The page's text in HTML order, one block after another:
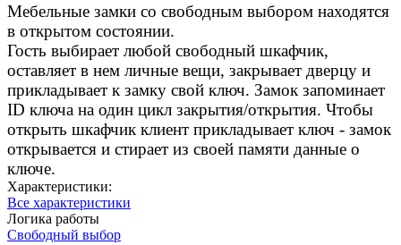
Мебельные замки со свободным выбором находятся
в открытом состоянии.
Гость выбирает любой свободный шкафчик,
оставляет в нем личные вещи, закрывает дверцу и
прикладывает к замку свой ключ. Замок запоминает
ID ключа на один цикл закрытия/открытия. Чтобы
открыть шкафчик клиент прикладывает ключ - замок
открывается и стирает из своей памяти данные о
ключе.
Характеристики:
Все характеристики
Логика работы
Свободный выбор